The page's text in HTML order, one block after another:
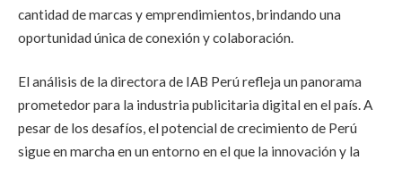
cantidad de marcas y emprendimientos, brindando una
oportunidad única de conexión y colaboración.
El análisis de la directora de IAB Perú refleja un panorama
prometedor para la industria publicitaria digital en el país. A
pesar de los desafíos, el potencial de crecimiento de Perú
sigue en marcha en un entorno en el que la innovación y la